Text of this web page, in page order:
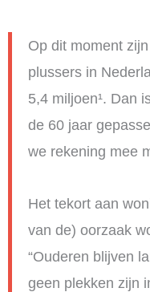
Op dit moment
plussers in
5,4 miljoen¹. Dan
de 60 jaar
we rekening mee
Het tekort aan
van de) oorzaak
“Ouderen blijven
geen plekken zijn